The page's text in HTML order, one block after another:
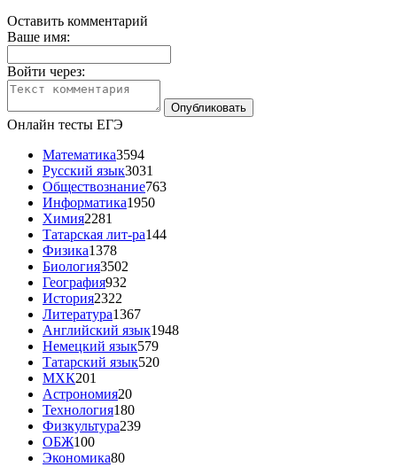
Оставить комментарий
Ваше имя:
Войти через:
Онлайн тесты ЕГЭ
Математика3594
Русский язык3031
Обществознание763
Информатика1950
Химия2281
Татарская лит-ра144
Физика1378
Биология3502
География932
История2322
Литература1367
Английский язык1948
Немецкий язык579
Татарский язык520
МХК201
Астрономия20
Технология180
Физкультура239
ОБЖ100
Экономика80